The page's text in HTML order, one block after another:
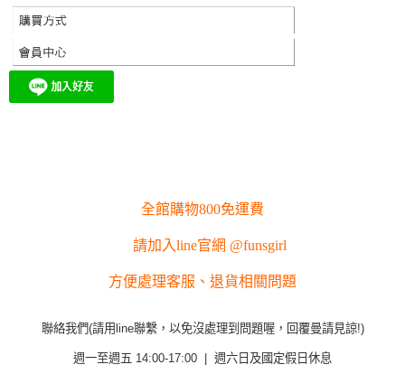
全館購物800免運費
請加入line官網 @funsgirl
方便處理客服、退貨相關問題
聯絡我們(請用line聯繫，以免沒處理到問題喔，回覆曼請見諒!)
週一至週五 14:00-17:00 | 週六日及國定假日休息